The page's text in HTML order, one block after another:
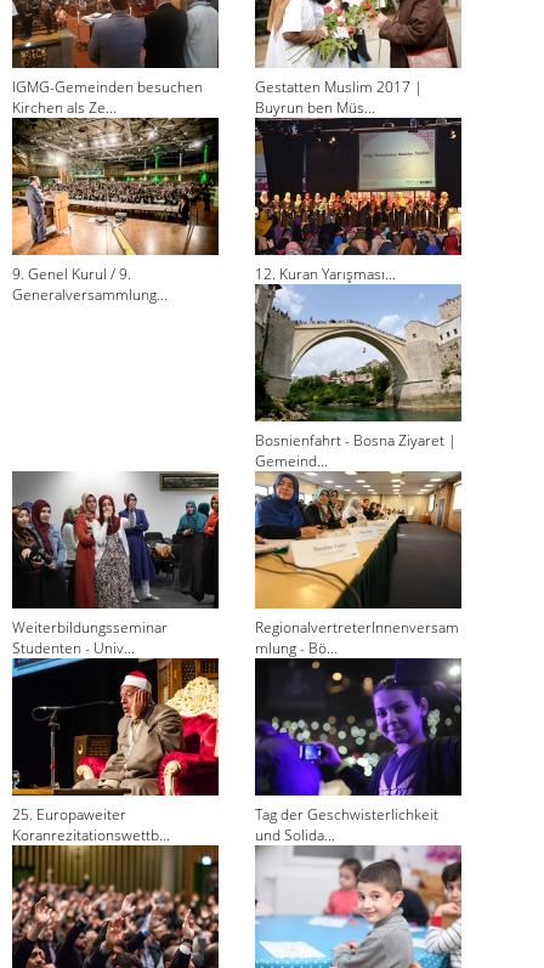
IGMG-Gemeinden besuchen
Kirchen als Ze...
Gestatten Muslim 2017 |
Buyrun ben Müs...
9. Genel Kurul / 9.
Generalversammlung...
12. Kuran Yarışması...
Bosnienfahrt - Bosna Ziyaret |
Gemeind...
Weiterbildungsseminar
Studenten - Univ...
RegionalvertreterInnenversam
mlung - Bö...
25. Europaweiter
Koranrezitationswettb...
Tag der Geschwisterlichkeit
und Solida...